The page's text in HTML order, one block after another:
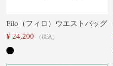
Filo（フィロ）ウエストバッグ
¥ 24,200 税込